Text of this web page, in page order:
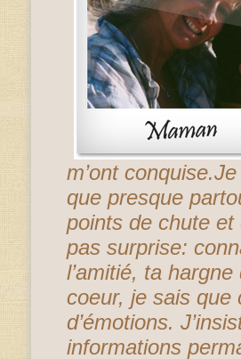
m’ont
que presque
points de chute et
pas surprise:
l’amitié, ta
coeur, je sais que
d’émotions.
informations